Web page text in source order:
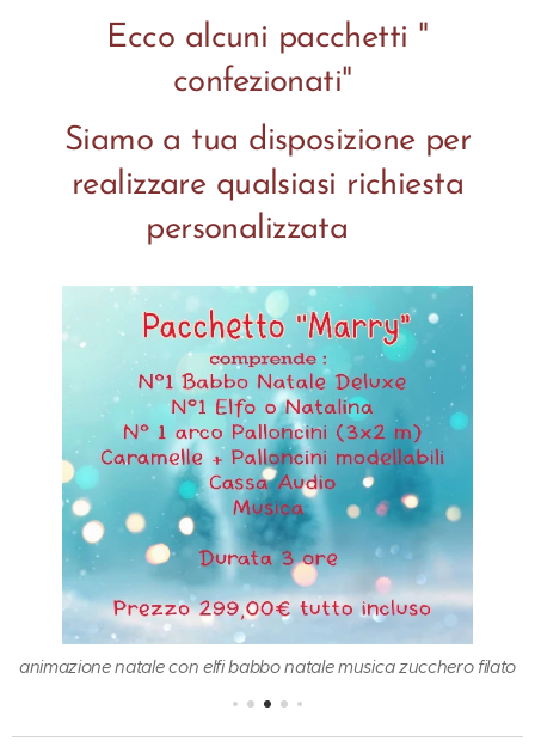
Ecco alcuni pacchetti "
confezionati"
Siamo a tua disposizione per
realizzare qualsiasi richiesta
personalizzata🎄
animazione natale con elfi babbo natale musica zucchero filato